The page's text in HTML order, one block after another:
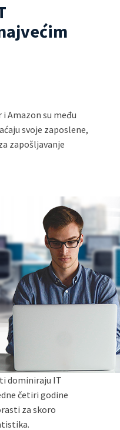
Amazon su među
svoje zaposlene,
zapošljavanje
dominiraju IT
četiri godine
za skoro